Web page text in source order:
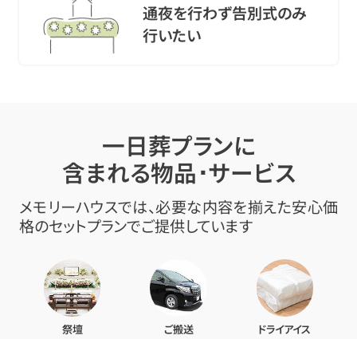
通夜を行わず告別式のみ
行いたい
一日葬プランに
含まれる物品･サービス
メモリーハウスでは、必要な内容を揃えた安心価
格のセットプランでご提供しています
祭壇 ご搬送 ドライアイス